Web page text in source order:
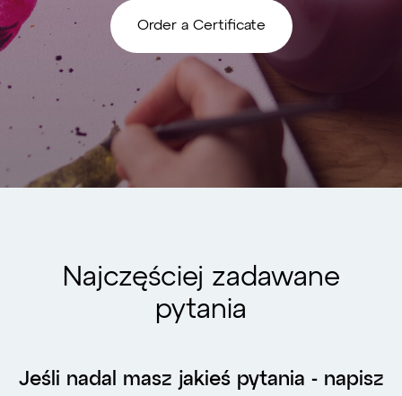
Order a Certificate
Najczęściej zadawane
pytania
Jeśli nadal masz jakieś pytania - napisz